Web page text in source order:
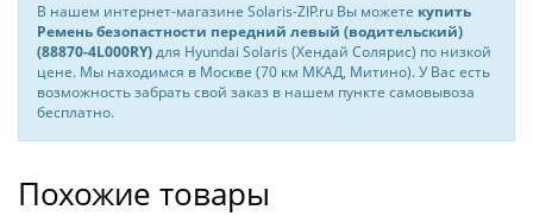
В нашем интернет-магазине Solaris-ZIP.ru Вы можете купить
Ремень безопастности передний левый (водительский)
(88870-4L000RY)для Hyundai Solaris (Хендай Солярис) по низкой
цене. Мы находимся в Москве (70 км МКАД, Митино). У Вас есть
возможность забрать свой заказ в нашем пункте самовывоза
бесплатно.
Похожие товары